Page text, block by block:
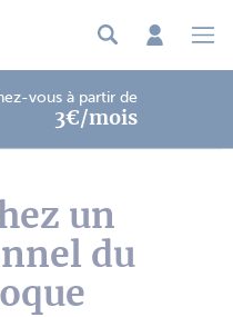
vous à partir de
3€/mois
un
du